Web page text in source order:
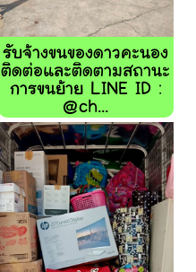
รับจ้างขนของดาวคะนอง
ติดต่อและติดตามสถานะ
การขนย้าย LINE ID :
@ch...